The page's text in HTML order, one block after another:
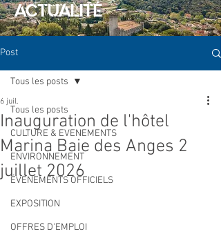
ACTUALITÉ
Post
Tous les posts
CULTURE & EVENEMENTS
ENVIRONNEMENT
ÉVÉNEMENTS OFFICIELS
EXPOSITION
OFFRES D'EMPLOI
Tous les posts
Inauguration de l'hôtel
Marina Baie des Anges 2
juillet 2026
6 juil.